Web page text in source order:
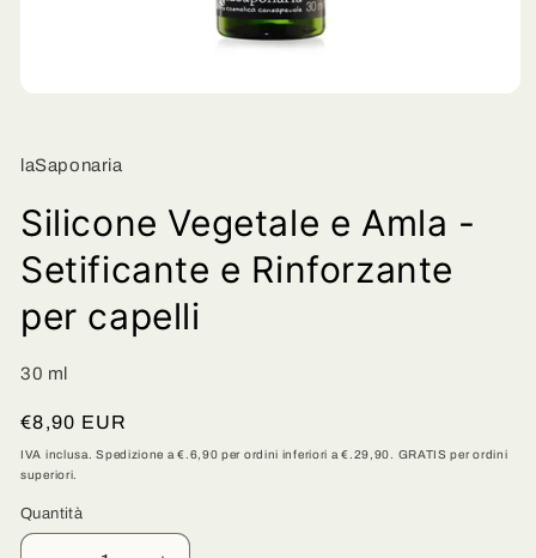
1
in
modale
laSaponaria
Silicone Vegetale e Amla -
Setificante e Rinforzante
per capelli
30 ml
Prezzo
di
listino
€8,90 EUR
IVA inclusa. Spedizione a €.6,90 per ordini inferiori a €.29,90. GRATIS per ordini
superiori.
Quantità
Quantità